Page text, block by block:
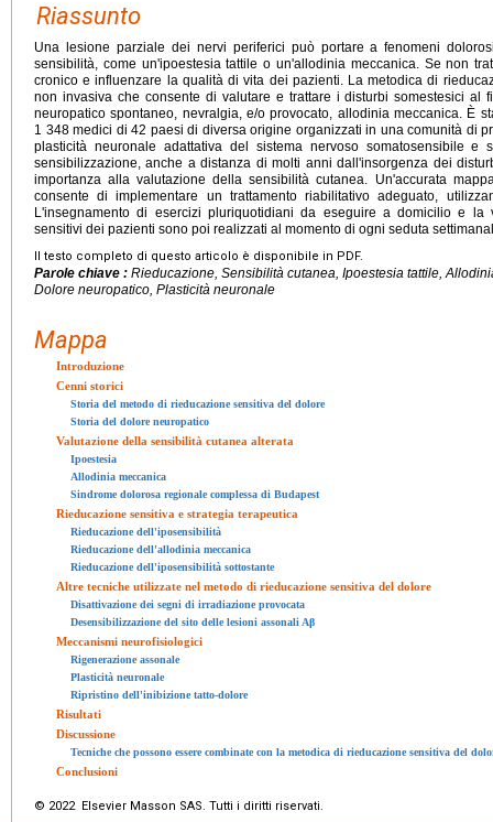
Riassunto
Una lesione parziale dei nervi periferici può portare a fenomeni
sensibilità, come un'ipoestesia tattile o un'allodinia meccanica. Se non
cronico e influenzare la qualità di vita dei pazienti. La metodica di
non invasiva che consente di valutare e trattare i disturbi somestesici al
neuropatico spontaneo, nevralgia, e/o provocato, allodinia meccanica. È
1 348 medici di 42 paesi di diversa origine organizzati in una comunità di
plasticità neuronale adattativa del sistema nervoso somatosensibile e
sensibilizzazione, anche a distanza di molti anni dall'insorgenza dei
importanza alla valutazione della sensibilità cutanea. Un'accurata
consente di implementare un trattamento riabilitativo adeguato,
L'insegnamento di esercizi pluriquotidiani da eseguire a domicilio e la
sensitivi dei pazienti sono poi realizzati al momento di ogni seduta
Il testo completo di questo articolo è disponibile in PDF.
Parole chiave : Rieducazione, Sensibilità cutanea, Ipoestesia tattile,
Dolore neuropatico, Plasticità neuronale
Mappa
Introduzione
Cenni storici
Storia del metodo di rieducazione sensitiva del dolore
Storia del dolore neuropatico
Valutazione della sensibilità cutanea alterata
Ipoestesia
Allodinia meccanica
Sindrome dolorosa regionale complessa di Budapest
Rieducazione sensitiva e strategia terapeutica
Rieducazione dell'iposensibilità
Rieducazione dell'allodinia meccanica
Rieducazione dell'iposensibilità sottostante
Altre tecniche utilizzate nel metodo di rieducazione sensitiva del dolore
Disattivazione dei segni di irradiazione provocata
Desensibilizzazione del sito delle lesioni assonali Aβ
Meccanismi neurofisiologici
Rigenerazione assonale
Plasticità neuronale
Ripristino dell'inibizione tatto-dolore
Risultati
Discussione
Tecniche che possono essere combinate con la metodica di rieducazione sensitiva del
Conclusioni
© 2022 Elsevier Masson SAS. Tutti i diritti riservati.